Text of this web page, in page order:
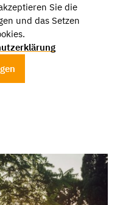
Sie die
und das Setzen